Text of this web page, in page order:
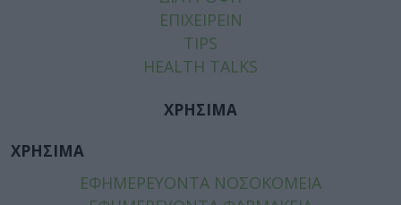
ΕΠΙΧΕΙΡΕΙΝ
TIPS
HEALTH TALKS
ΧΡΗΣΙΜΑ
ΧΡΗΣΙΜΑ
ΕΦΗΜΕΡΕΥΟΝΤΑ ΝΟΣΟΚΟΜΕΙΑ